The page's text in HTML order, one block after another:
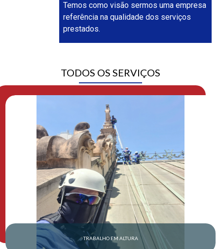
Temos como visão sermos uma empresa
referência na qualidade dos serviços
prestados.
TODOS OS SERVIÇOS
TRABALHO EM ALTURA